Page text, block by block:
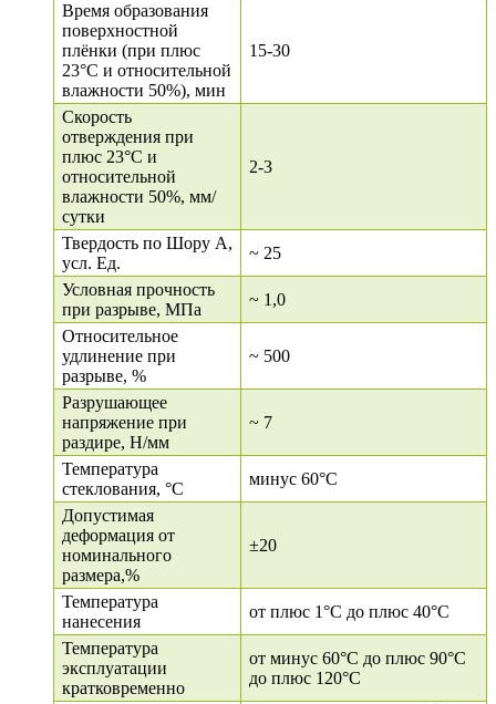
Время образования
поверхностной
плёнки (при плюс
23°С и относительной
влажности 50%), мин
15-30
Скорость
отверждения при
плюс 23°С и
относительной
влажности 50%, мм/
сутки
2-3
Твердость по Шору А,
усл. Ед.
~ 25
Условная прочность
при разрыве, МПа
~ 1,0
Относительное
удлинение при
разрыве, %
~ 500
Разрушающее
напряжение при
раздире, Н/мм
~ 7
Температура
стеклования, °C
минус 60°C
Допустимая
деформация от
номинального
размера,%
±20
Температура
нанесения
от плюс 1°C до плюс 40°C
Температура
эксплуатации
кратковременно
от минус 60°C до плюс 90°C
до плюс 120°C